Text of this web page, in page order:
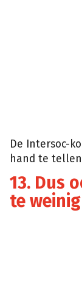
De Intersoc-
hand te
13. Dus
te